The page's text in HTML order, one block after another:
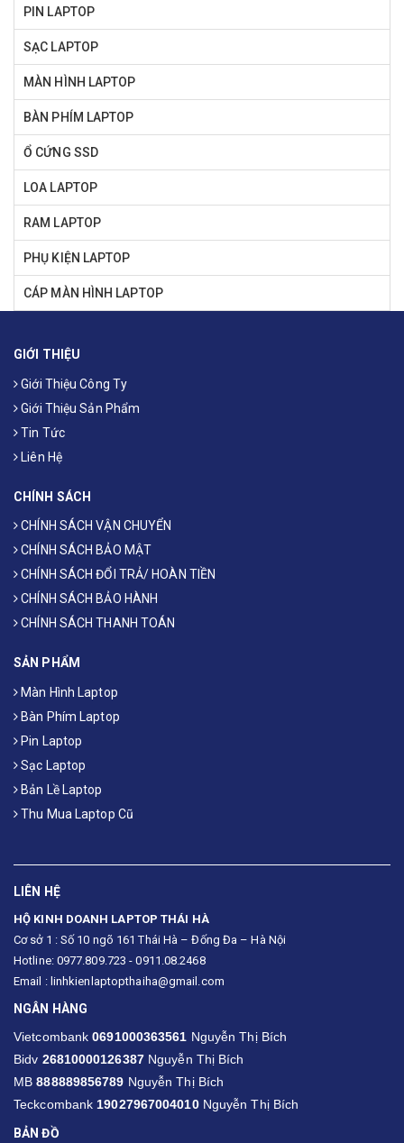
PIN LAPTOP
SẠC LAPTOP
MÀN HÌNH LAPTOP
BÀN PHÍM LAPTOP
Ổ CỨNG SSD
LOA LAPTOP
RAM LAPTOP
PHỤ KIỆN LAPTOP
CÁP MÀN HÌNH LAPTOP
GIỚI THIỆU
Giới Thiệu Công Ty
Giới Thiệu Sản Phẩm
Tin Tức
Liên Hệ
CHÍNH SÁCH
CHÍNH SÁCH VẬN CHUYỂN
CHÍNH SÁCH BẢO MẬT
CHÍNH SÁCH ĐỔI TRẢ/ HOÀN TIỀN
CHÍNH SÁCH BẢO HÀNH
CHÍNH SÁCH THANH TOÁN
SẢN PHẨM
Màn Hình Laptop
Bàn Phím Laptop
Pin Laptop
Sạc Laptop
Bản Lề Laptop
Thu Mua Laptop Cũ
LIÊN HỆ
HỘ KINH DOANH LAPTOP THÁI HÀ
Cơ sở 1 : Số 10 ngõ 161 Thái Hà – Đống Đa – Hà Nội
Hotline: 0977.809.723 - 0911.08.2468
Email : linhkienlaptopthaiha@gmail.com
NGÂN HÀNG
Vietcombank0691000363561 Nguyễn Thị Bích
Bidv 26810000126387Nguyễn Thị Bích
MB888889856789 Nguyễn Thị Bích
Teckcombank19027967004010Nguyễn Thị Bích
BẢN ĐỒ